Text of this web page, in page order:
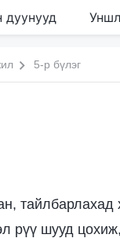
дуунууд
5-р бүлэг
тайлбарлахад
рүү шууд